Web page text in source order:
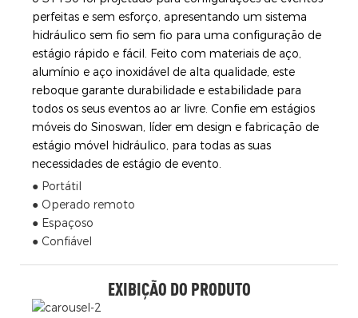
perfeitas e sem esforço, apresentando um sistema
hidráulico sem fio sem fio para uma configuração de
estágio rápido e fácil. Feito com materiais de aço,
alumínio e aço inoxidável de alta qualidade, este
reboque garante durabilidade e estabilidade para
todos os seus eventos ao ar livre. Confie em estágios
móveis do Sinoswan, líder em design e fabricação de
estágio móvel hidráulico, para todas as suas
necessidades de estágio de evento.
● Portátil
● Operado remoto
● Espaçoso
● Confiável
EXIBIÇÃO DO PRODUTO